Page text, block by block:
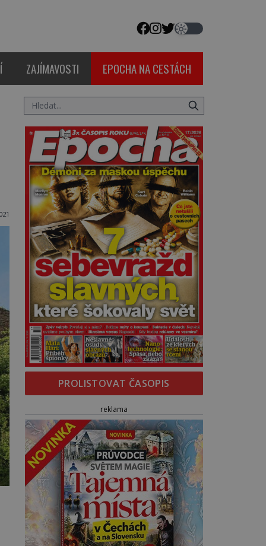
ZAJÍMAVOSTI EPOCHA NA CESTÁCH
PROLISTOVAT ČASOPIS
reklama